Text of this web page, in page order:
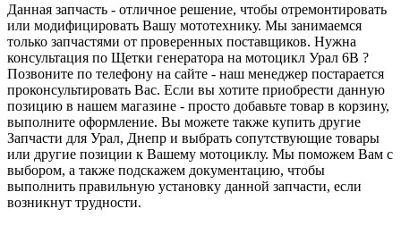
Данная запчасть - отличное решение, чтобы отремонтировать
или модифицировать Вашу мототехнику. Мы занимаемся
только запчастями от проверенных поставщиков. Нужна
консультация по Щетки генератора на мотоцикл Урал 6В ?
Позвоните по телефону на сайте - наш менеджер постарается
проконсультировать Вас. Если вы хотите приобрести данную
позицию в нашем магазине - просто добавьте товар в корзину,
выполните оформление. Вы можете также купить другие
Запчасти для Урал, Днепр и выбрать сопутствующие товары
или другие позиции к Вашему мотоциклу. Мы поможем Вам с
выбором, а также подскажем документацию, чтобы
выполнить правильную установку данной запчасти, если
возникнут трудности.